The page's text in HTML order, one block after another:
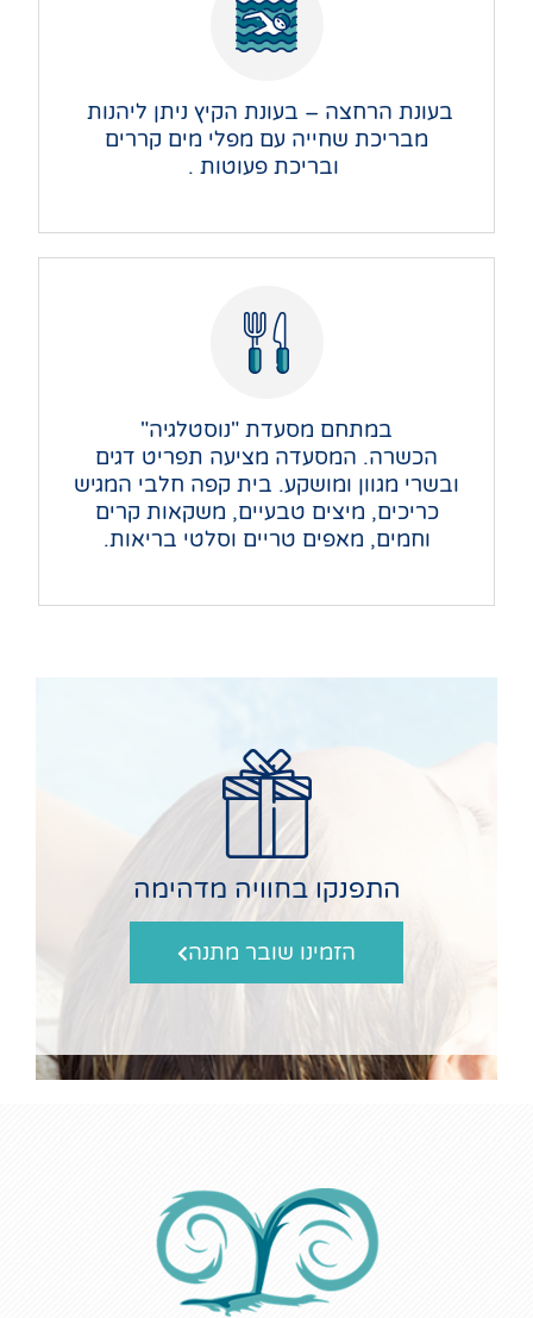
בעונת הרחצה – בעונת הקיץ ניתן ליהנות
מבריכת שחייה עם מפלי מים קררים
ובריכת פעוטות .
במתחם מסעדת "נוסטלגיה"
הכשרה. המסעדה מציעה תפריט דגים
ובשרי מגוון ומושקע. בית קפה חלבי המגיש
כריכים, מיצים טבעיים, משקאות קרים
וחמים, מאפים טריים וסלטי בריאות.
התפנקו בחוויה מדהימה
הזמינו שובר מתנה